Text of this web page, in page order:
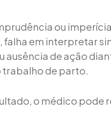
ou
em interpretar
ausência de ação
de parto.
o médico pode